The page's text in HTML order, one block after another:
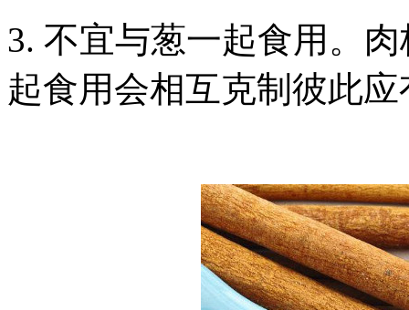
3. 不宜与葱一起食用。
起食用会相互克制彼此